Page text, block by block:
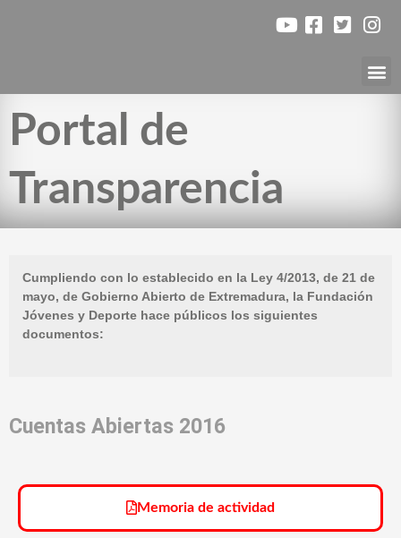
Portal de
Transparencia
Cumpliendo con lo establecido en la Ley 4/2013, de 21 de
mayo, de Gobierno Abierto de Extremadura, la Fundación
Jóvenes y Deporte hace públicos los siguientes
documentos:
Cuentas Abiertas 2016
Memoria de actividad